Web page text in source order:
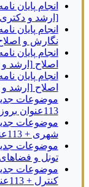
انجام پایان
[ارشد و
انجام پایان
نگارش و
انجام پایان
اصلاح [ارشد
انجام پایان
اصلاح [ارشد
موضوعات
113عنوان بروز
موضوعات
شهری + 113عنوان بروز
موضوعات
تونل و فضاهای
موضوعات
کنترل + 113عنوان بروز